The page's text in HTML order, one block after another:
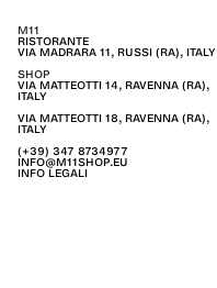
M11
RISTORANTE
VIA MADRARA 11, RUSSI (RA), ITALY
SHOP
VIA MATTEOTTI 14, RAVENNA (RA),
ITALY
VIA MATTEOTTI 18, RAVENNA (RA),
ITALY
(+39) 347 8734977
INFO@M11SHOP.EU
INFO LEGALI